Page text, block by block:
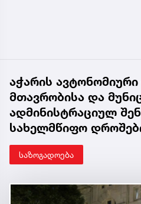
აჭარის
მთავრობისა და
ადმინისტრაციულ
სახელმწიფო
საზოგადოება